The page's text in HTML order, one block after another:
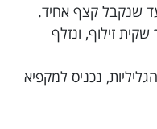
שנקבל קצף אחיד.
זילוף, ונזלף
נכניס למקפיא